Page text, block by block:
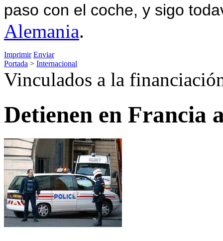
paso con el coche, y sigo
Alemania.
Imprimir Enviar
Portada > Internacional
Vinculados a la
Detienen en Francia